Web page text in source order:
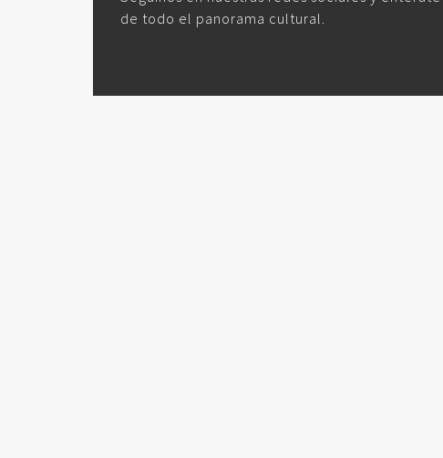
de todo el panorama cultural.